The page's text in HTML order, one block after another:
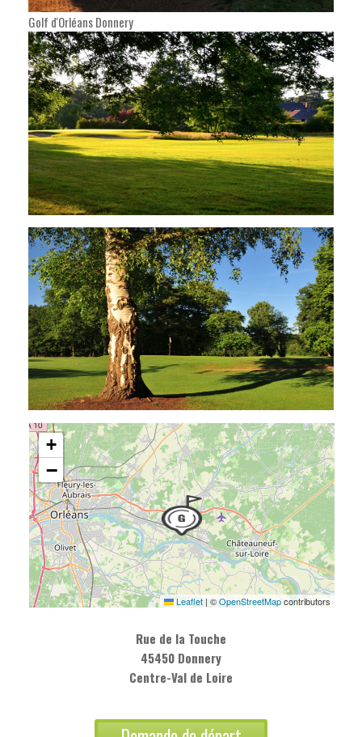
Golf d'Orléans Donnery
+
−
Leaflet | ©OpenStreetMapcontributors
Rue de la Touche
45450 Donnery
Centre-Val de Loire